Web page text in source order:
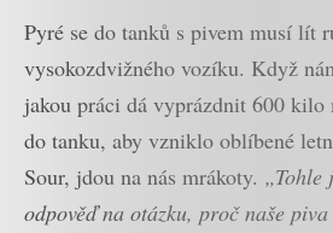
Pyré se do tanků s pivem musí lít
vysokozdvižného vozíku. Když
jakou práci dá vyprázdnit 600 kilo
do tanku, aby vzniklo oblíbené
Sour, jdou na nás mrákoty. „Tohle
odpověď na otázku, proč naše